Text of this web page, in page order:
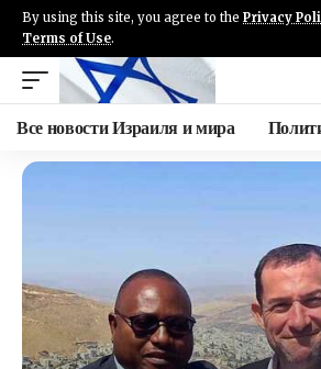
By using this site, you agree to the Privacy
Terms of Use.
Все новости Израиля и мира